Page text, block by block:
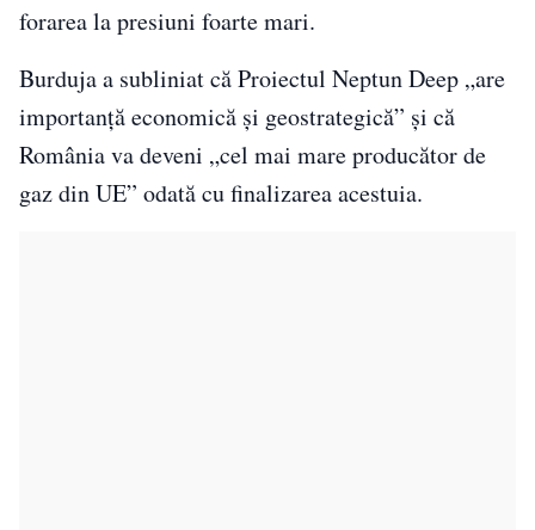
forarea la presiuni foarte mari.
Burduja a subliniat că Proiectul Neptun Deep „are
importanţă economică şi geostrategică” şi că
România va deveni „cel mai mare producător de
gaz din UE” odată cu finalizarea acestuia.